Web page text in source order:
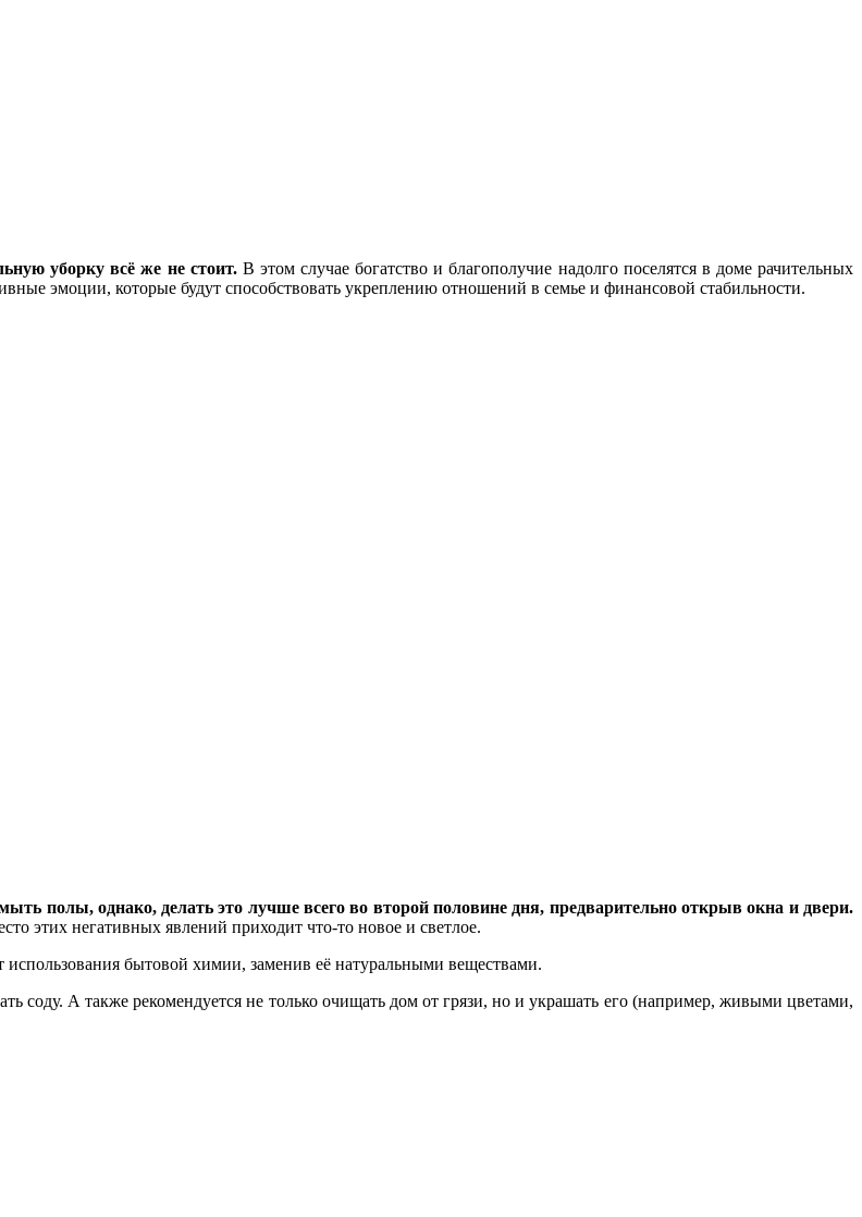
уборку всё же не стоит.В этом случае богатство и благополучие надолго поселятся в доме рачительных
эмоции, которые будут способствовать укреплению отношений в семье и финансовой стабильности.
полы, однако, делать это лучше всего во второй половине дня, предварительно открыв окна и двери.
этих негативных явлений приходит что-то новое и светлое.
использования бытовой химии, заменив её натуральными веществами.
соду. А также рекомендуется не только очищать дом от грязи, но и украшать его (например, живыми цветами,